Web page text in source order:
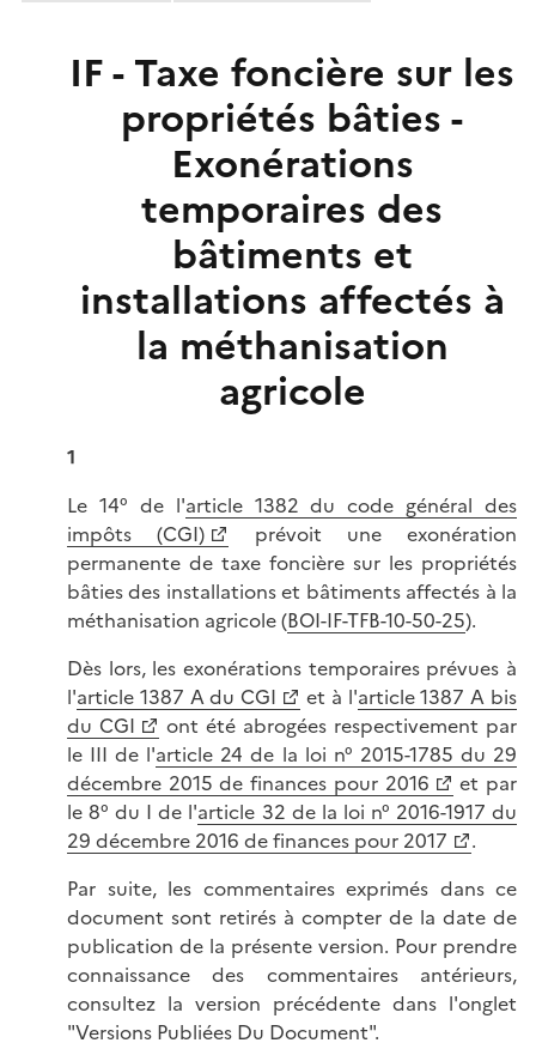
IF - Taxe foncière sur les
propriétés bâties -
Exonérations
temporaires des
bâtiments et
installations affectés à
la méthanisation
agricole
1
Le 14° de l'article 1382 du code général des
impôts (CGI)
prévoit une exonération
permanente de taxe foncière sur les propriétés
bâties des installations et bâtiments affectés à la
méthanisation agricole (BOI-IF-TFB-10-50-25).
Dès lors, les exonérations temporaires prévues à
l'article 1387 A du CGI et à l'article 1387 A bis
du CGI
ont été abrogées respectivement par
le III de l'article 24 de la loi n° 2015-1785 du 29
décembre 2015 de finances pour 2016
et par
le 8° du I de l'article 32 de la loi n° 2016-1917 du
29 décembre 2016 de finances pour 2017
.
Par suite, les commentaires exprimés dans ce
document sont retirés à compter de la date de
publication de la présente version. Pour prendre
connaissance des commentaires antérieurs,
consultez la version précédente dans l'onglet
"Versions Publiées Du Document".